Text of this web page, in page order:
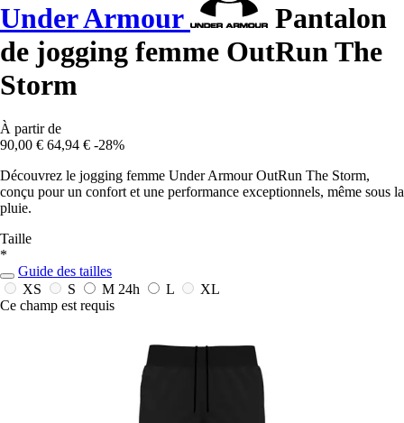
Under Armour
Pantalon
de jogging femme OutRun The
Storm
À partir de
90,00 € 64,94 € -28%
Découvrez le jogging femme Under Armour OutRun The Storm,
conçu pour un confort et une performance exceptionnels, même sous la
pluie.
Taille
*
Guide des tailles
XS
S M 24h L
XL
Ce champ est requis